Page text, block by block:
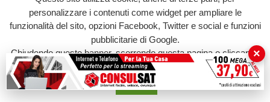
Video Cultura
Video Sport
Video Curiosità
Video
personalizzare i contenuti come widget per ampliare le
funzionalità del sito, opzioni Facebook, Twitter e social e funzioni
pubblicitarie di Google.
Chiudendo questo banner, scorrendo questa pagina o cliccando
su qualunque suo elemento acconsenti all'uso dei cookie.
Accetta
×